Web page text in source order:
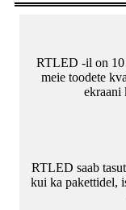
RTLED -il on 10
meie toodete
ekraani
RTLED saab
kui ka pakettidel,